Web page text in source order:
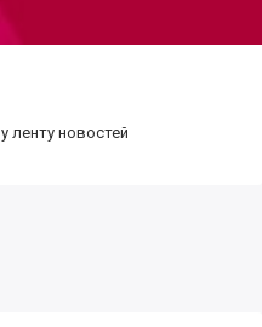
ленту новостей